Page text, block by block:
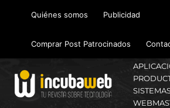
Quiénes somos Publicidad
Comprar Post Patrocinados